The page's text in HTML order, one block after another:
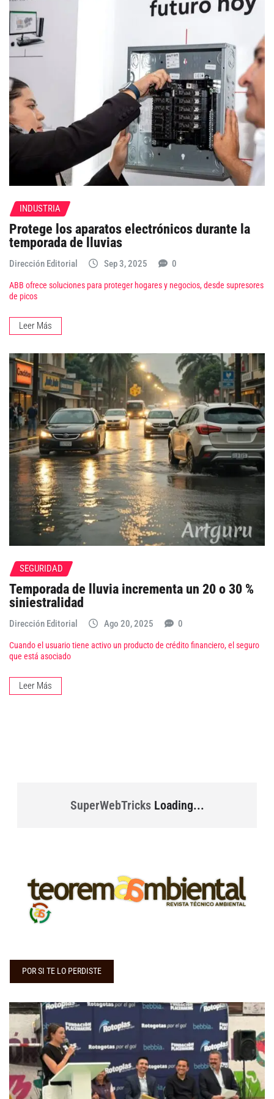
INDUSTRIA
Protege los aparatos electrónicos durante la
temporada de lluvias
Dirección Editorial Sep 3, 2025 0
ABB ofrece soluciones para proteger hogares y negocios, desde supresores
de picos
Leer Más
SEGURIDAD
Temporada de lluvia incrementa un 20 o 30 %
siniestralidad
Dirección Editorial Ago 20, 2025 0
Cuando el usuario tiene activo un producto de crédito financiero, el seguro
que está asociado
Leer Más
SuperWebTricksLoading...
POR SI TE LO PERDISTE